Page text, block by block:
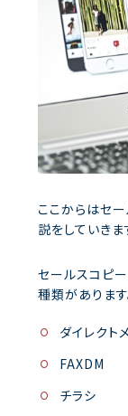
ここからはセ
説をしていきま
セールスコピ
種類があります
ダイレクト
FAXDM
チラシ